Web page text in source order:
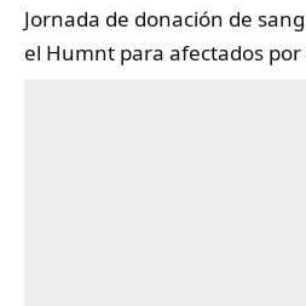
Jornada de donación de
el Humnt para afectados por